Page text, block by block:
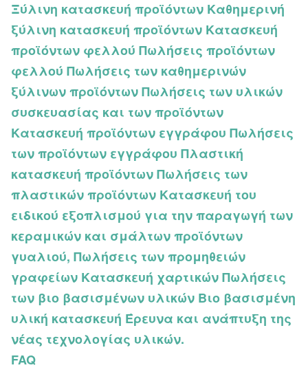
Ξύλινη κατασκευή προϊόντων Καθημερινή
ξύλινη κατασκευή προϊόντων Κατασκευή
προϊόντων φελλού Πωλήσεις προϊόντων
φελλού Πωλήσεις των καθημερινών
ξύλινων προϊόντων Πωλήσεις των υλικών
συσκευασίας και των προϊόντων
Κατασκευή προϊόντων εγγράφου Πωλήσεις
των προϊόντων εγγράφου Πλαστική
κατασκευή προϊόντων Πωλήσεις των
πλαστικών προϊόντων Κατασκευή του
ειδικού εξοπλισμού για την παραγωγή των
κεραμικών και σμάλτων προϊόντων
γυαλιού, Πωλήσεις των προμηθειών
γραφείων Κατασκευή χαρτικών Πωλήσεις
των βιο βασισμένων υλικών Βιο βασισμένη
υλική κατασκευή Έρευνα και ανάπτυξη της
νέας τεχνολογίας υλικών.
FAQ